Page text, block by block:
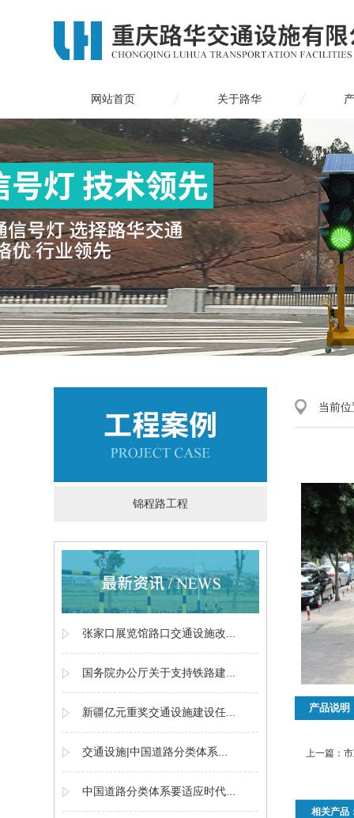
网站首页 关于路华
锦程路工程
张家口展览馆路口交通设施改...
国务院办公厅关于支持铁路建...
新疆亿元重奖交通设施建设任...
交通设施|中国道路分类体系...
中国道路分类体系要适应时代...
当前
产品说明
上一篇：
相关产品